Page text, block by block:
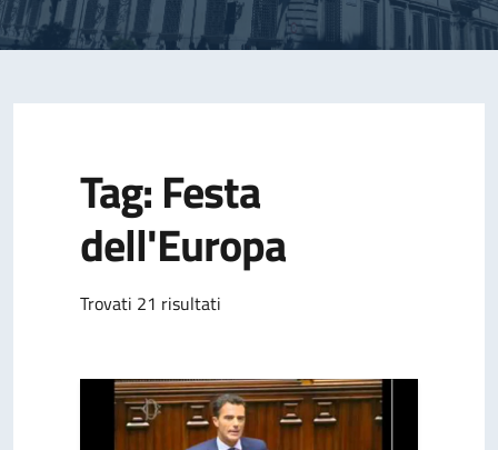
Tag: Festa
dell'Europa
Trovati 21 risultati